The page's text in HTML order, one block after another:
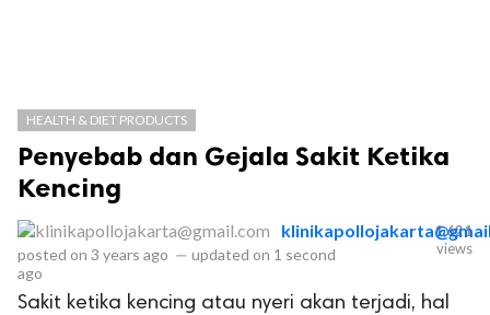
HEALTH & DIET PRODUCTS
Penyebab dan Gejala Sakit Ketika
Kencing
posted on 3 years ago — updated on 1 second
ago
1,621
views
Sakit ketika kencing atau nyeri akan terjadi, hal